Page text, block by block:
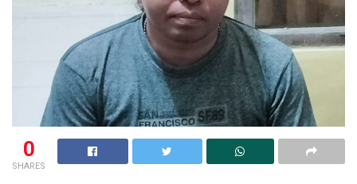
0
SHARES